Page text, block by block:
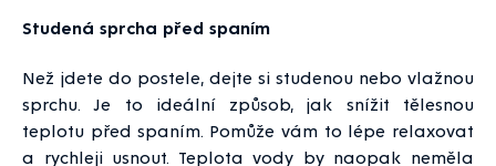
Studená sprcha před spaním
Než jdete do postele, dejte si studenou nebo vlažnou
sprchu. Je to ideální způsob, jak snížit tělesnou
teplotu před spaním. Pomůže vám to lépe relaxovat
a rychleji usnout. Teplota vody by naopak neměla